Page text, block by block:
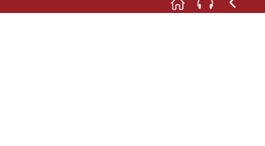
de rem eraf gaat. Daarna moet hij buiten nog de